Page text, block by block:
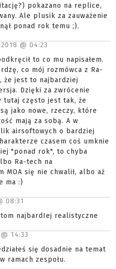
pokazano na replice,
Ale plusik za zauważenie
ponad rok temu ;).
@ 04:23
to co mu napisałem.
co mój rozmówca z Ra-
że jest to najbardziej
Dzięki za zwrócenie
tutaj często jest tak, że
jako nowe, rzeczy, które
mają za sobą. A w
airsoftowych o bardziej
czasem coś umknie
"ponad rok", to chyba
Ra-tech na
MOA się nie chwalił, albo aż
ma :)
08:31
najbardIej realistyczne
14:33
się dosadnie na temat
ramach zespołu.